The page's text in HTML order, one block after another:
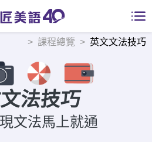
學員專區
課程總覽 英文文法技巧
法技巧
文法馬上就通